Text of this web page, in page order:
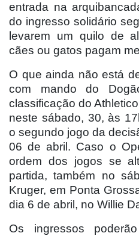
entrada na
do ingresso solidário
levarem um quilo de
cães ou gatos pagam
O que ainda não está
com mando do
classificação do
neste sábado, 30, às
o segundo jogo da
06 de abril. Caso o
ordem dos jogos se
partida, também no
Kruger, em Ponta
dia 6 de abril, no Willie
Os ingressos